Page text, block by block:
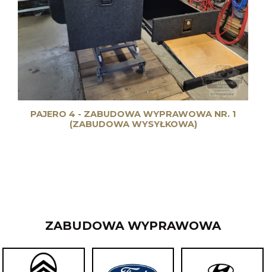
PAJERO 4 - ZABUDOWA WYPRAWOWA NR. 1
(ZABUDOWA WYSYŁKOWA)
ZABUDOWA WYPRAWOWA